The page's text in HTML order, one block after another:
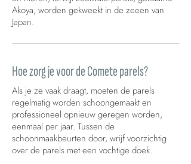
Akoya, worden gekweekt in de zeeën van
Japan.
Hoe zorg je voor de Comete parels?
Als je ze vaak draagt, moeten de parels
regelmatig worden schoongemaakt en
professioneel opnieuw geregen worden,
eenmaal per jaar. Tussen de
schoonmaakbeurten door, wrijf voorzichtig
over de parels met een vochtige doek.